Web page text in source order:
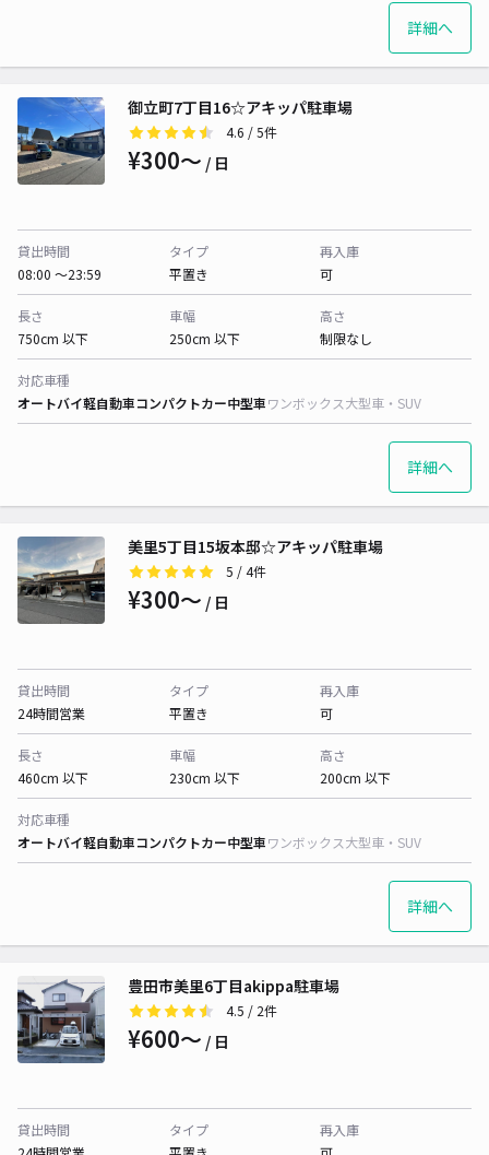
詳細へ
御立町7丁目16☆アキッパ駐車場
4.6 / 5件
¥300〜 / 日
貸出時間
08:00 〜23:59
タイプ
平置き
再入庫
可
長さ
750cm 以下
車幅
250cm 以下
高さ
制限なし
対応車種
オートバイ軽自動車コンパクトカー中型車ワンボックス大型車・SUV
詳細へ
美里5丁目15坂本邸☆アキッパ駐車場
5 / 4件
¥300〜 / 日
貸出時間
24時間営業
タイプ
平置き
再入庫
可
長さ
460cm 以下
車幅
230cm 以下
高さ
200cm 以下
対応車種
オートバイ軽自動車コンパクトカー中型車ワンボックス大型車・SUV
詳細へ
豊田市美里6丁目akippa駐車場
4.5 / 2件
¥600〜 / 日
貸出時間
タイプ
再入庫